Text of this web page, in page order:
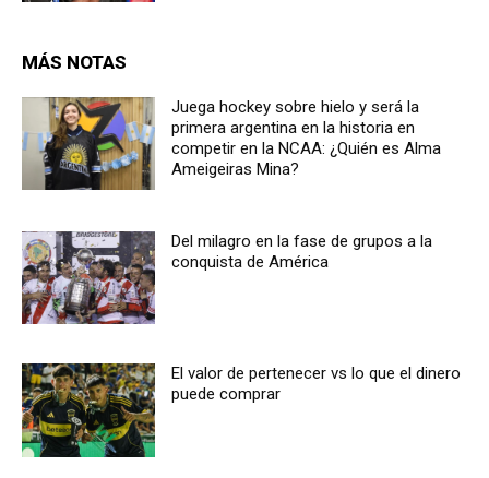
MÁS NOTAS
Juega hockey sobre hielo y será la
primera argentina en la historia en
competir en la NCAA: ¿Quién es Alma
Ameigeiras Mina?
Del milagro en la fase de grupos a la
conquista de América
El valor de pertenecer vs lo que el dinero
puede comprar